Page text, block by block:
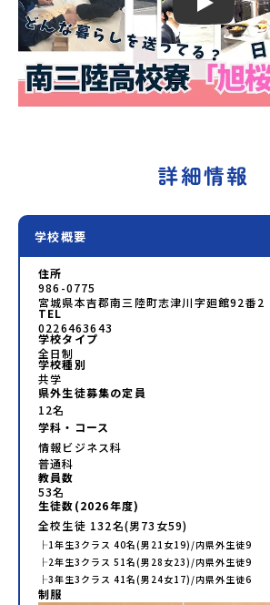
Play
詳細情報
学校概要
住所
986-0775
宮城県本吉郡南三陸町志津川字廻館92番2
TEL
0226463643
学校タイプ
全日制
学校種別
共学
県外生徒募集の定員
12名
学科・コース
情報ビジネス科
普通科
教員数
53名
生徒数(2026年度)
全校生徒 132名(男73 女59)
├1年生3 クラス 40名(男 21 女19)/内県外生徒9
├2年生3 クラス 51 名(男 28 女23)/内県外生徒9
├3年生3 クラス 41 名(男 24女17)/内県外生徒6
制服